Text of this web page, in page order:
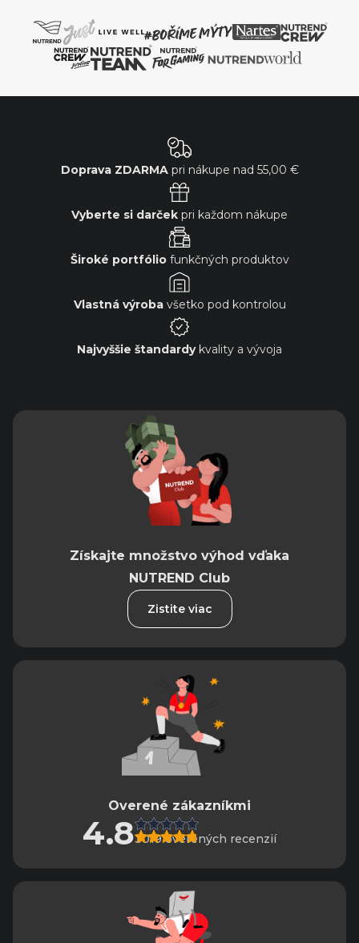
Doprava ZDARMApri nákupe nad 55,00 €
Vyberte si darček pri každom nákupe
Široké portfóliofunkčných produktov
Vlastná výrobavšetko pod kontrolou
Najvyššie štandardykvality a vývoja
Získajte množstvo výhod vďaka
NUTREND Club
Zistite viac
Overené zákazníkmi
4.83019 overených recenzií